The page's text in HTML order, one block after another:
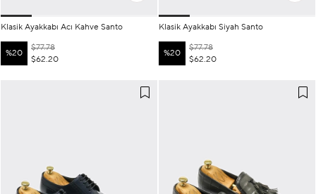
Klasik Ayakkabı Acı Kahve Santo
%20
$62.20
$77.78
Klasik Ayakkabı Siyah Santo
%20
$62.20
$77.78